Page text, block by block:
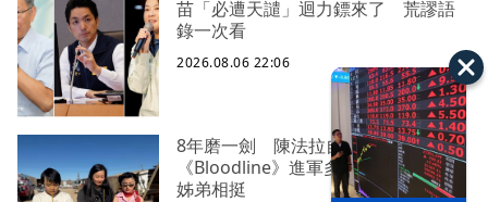
苗「必遭天譴」迴力鏢來了 荒謬語
錄一次看
2026.08.06 22:06
8年磨一劍 陳法拉自編自導
《Bloodline》進軍多倫多 柯林法洛
姊弟相挺